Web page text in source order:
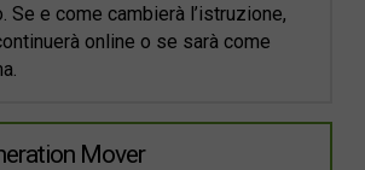
Se e come cambierà l’istruzione,
online o se sarà come
Mover